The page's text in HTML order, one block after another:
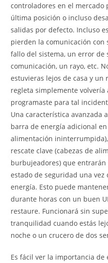
controladores en el mercado
última posición o incluso
salidas por defecto. Incluso
pierden la comunicación
fallo del sistema, un error de
comunicación, un rayo, etc.
estuvieras lejos de casa y un
regleta simplemente
programaste para tal
Una característica avanzada
barra de energía adicional en
alimentación
rescate clave (cabezas de
burbujeadores) que
estado de seguridad una
energía. Esto puede
durante horas con un buen
restaure. Funcionará sin
tranquilidad cuando estás
noche o un crucero de dos
Es fácil ver la importancia